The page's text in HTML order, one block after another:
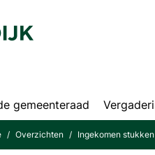
gemeenteraad
Overzichten Ingekomen stukken